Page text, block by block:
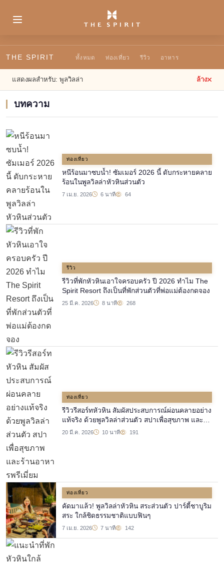
THE SPIRIT ทั้งหมด ท่องเที่ยว รีวิว อาหาร
แสดงผลสำหรับ: พูลวิลล่า ล้าง
บทความ
ท่องเที่ยว
หนีร้อนมาซบน้ำ! ซัมเมอร์ 2026 นี้ ดับกระหายคลาย
ร้อนในพูลวิลล่าหัวหินส่วนตัว
7 เม.ย. 2026 6 นาที 64
รีวิว
รีวิวที่พักหัวหินเอาใจครอบครัว ปี 2026 ทำไม The
Spirit Resort ถึงเป็นที่พักส่วนตัวที่พ่อแม่ต้องกดจอง
25 มี.ค. 2026 8 นาที 268
ท่องเที่ยว
รีวิวรีสอร์ทหัวหิน สัมผัสประสบการณ์ผ่อนคลายอย่าง
แท้จริง ด้วยพูลวิลล่าส่วนตัว สปาเพื่อสุขภาพ และ
ร้านอาหารพรีเมี่ยม
20 มี.ค. 2026 10 นาที 191
ท่องเที่ยว
คัดมาแล้ว! พูลวิลล่าหัวหิน สระส่วนตัว ปาร์ตี้ชาบูริม
สระ ใกล้ชิดธรรมชาติแบบฟินๆ
7 เม.ย. 2026 7 นาที 142